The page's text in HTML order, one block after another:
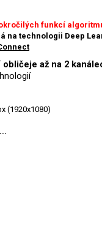
funkcí algoritmu
na technologii Deep
až na 2
(1920x1080)